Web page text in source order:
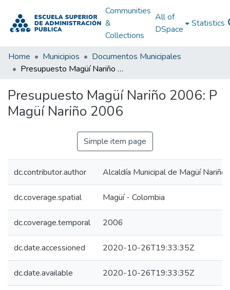
Communities
&
Collections
All of
DSpace
Statistics
Home Municipios
Documentos Municipales
Presupuesto Magüí Nariño 2006: P Magüí Nariño 2006
Presupuesto Magüí Nariño 2006: P
Magüí Nariño 2006
Simple item page
dc.contributor.author Alcaldía Municipal de Magüí Nariño
dc.coverage.spatial Magüí - Colombia
dc.coverage.temporal 2006
dc.date.accessioned 2020-10-26T19:33:35Z
dc.date.available 2020-10-26T19:33:35Z